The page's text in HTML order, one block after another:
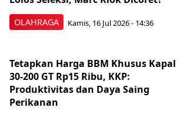
OLAHRAGA Kamis, 16 Jul 2026 - 14:36
Tetapkan Harga BBM Khusus Kapal
30-200 GT Rp15 Ribu, KKP:
Produktivitas dan Daya Saing
Perikanan